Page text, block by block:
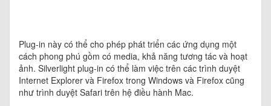
Plug-in này có thể cho phép phát triển các ứng dụng một
cách phong phú gồm có media, khả năng tương tác và hoạt
ảnh. Silverlight plug-in có thể làm việc trên các trình duyệt
Internet Explorer và Firefox trong Windows và Firefox cũng
như trình duyệt Safari trên hệ điều hành Mac.